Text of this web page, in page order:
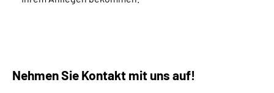
Nehmen Sie Kontakt mit uns auf!